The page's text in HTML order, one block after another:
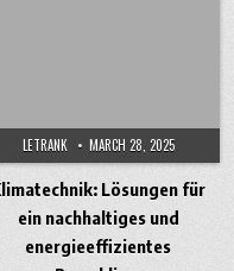
LETRANK MARCH 28, 2025
Lösungen für
ein nachhaltiges und
energieeffizientes